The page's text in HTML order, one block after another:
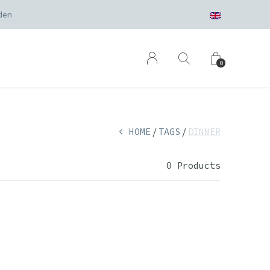
0
HOME TAGS DINNER
0 Products